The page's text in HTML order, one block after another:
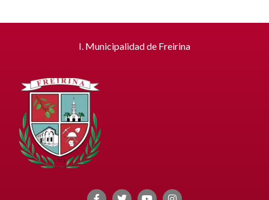
I. Municipalidad de Freirina